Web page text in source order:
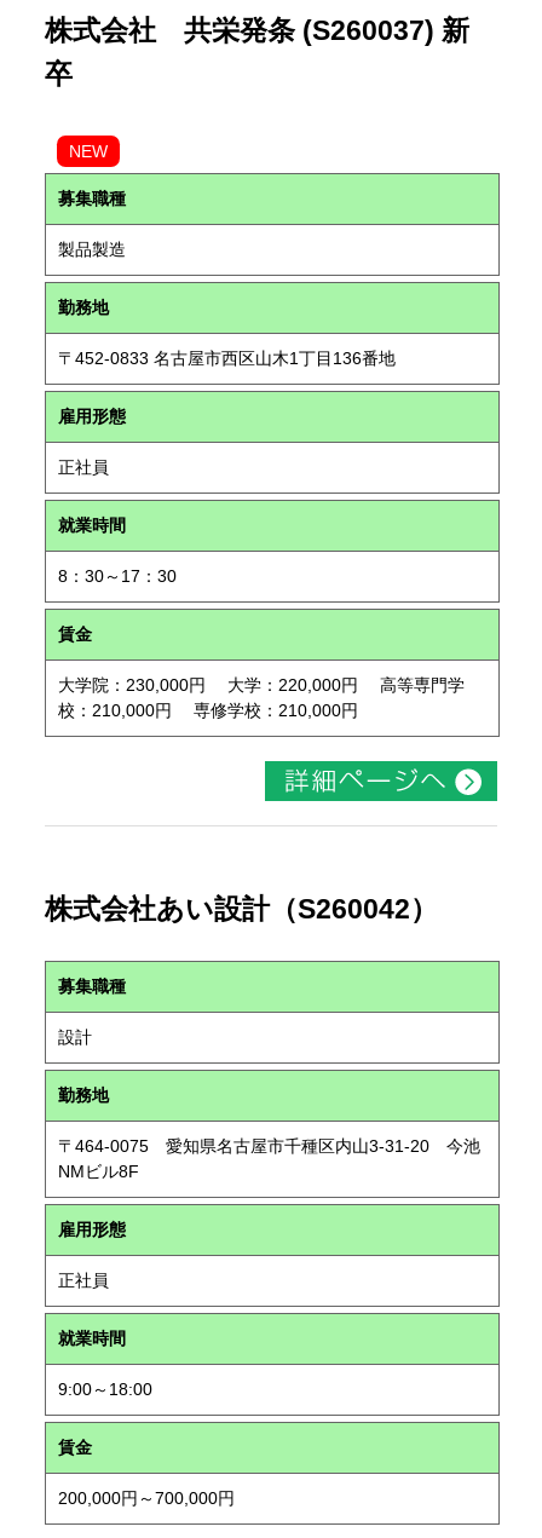
株式会社 共栄発条 (S260037) 新
卒
NEW
募集職種
製品製造
勤務地
〒452-0833 名古屋市西区山木1丁目136番地
雇用形態
正社員
就業時間
8：30～17：30
賃金
大学院：230,000円 大学：220,000円 高等専門学
校：210,000円 専修学校：210,000円
株式会社あい設計（S260042）
募集職種
設計
勤務地
〒464-0075 愛知県名古屋市千種区内山3-31-20 今池
NMビル8F
雇用形態
正社員
就業時間
9:00～18:00
賃金
200,000円～700,000円